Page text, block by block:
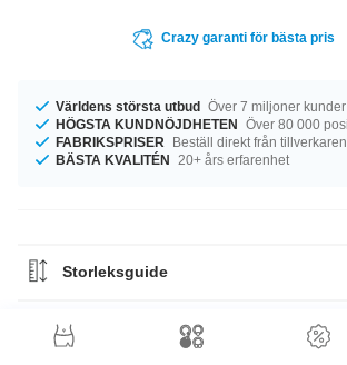
Crazy garanti för bästa pris
Världens största utbud Över 7 miljoner kunder
HÖGSTA KUNDNÖJDHETEN Över 80 000
FABRIKSPRISER
Beställ direkt från tillverkaren
BÄSTA KVALITÉN
20+ års erfarenhet
Storleksguide
Materialguide